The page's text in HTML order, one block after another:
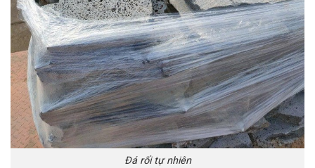
Đá rối tự nhiên